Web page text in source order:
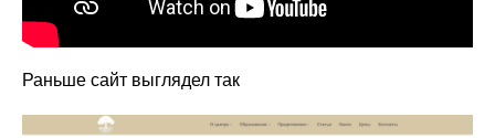
Раньше сайт выглядел так